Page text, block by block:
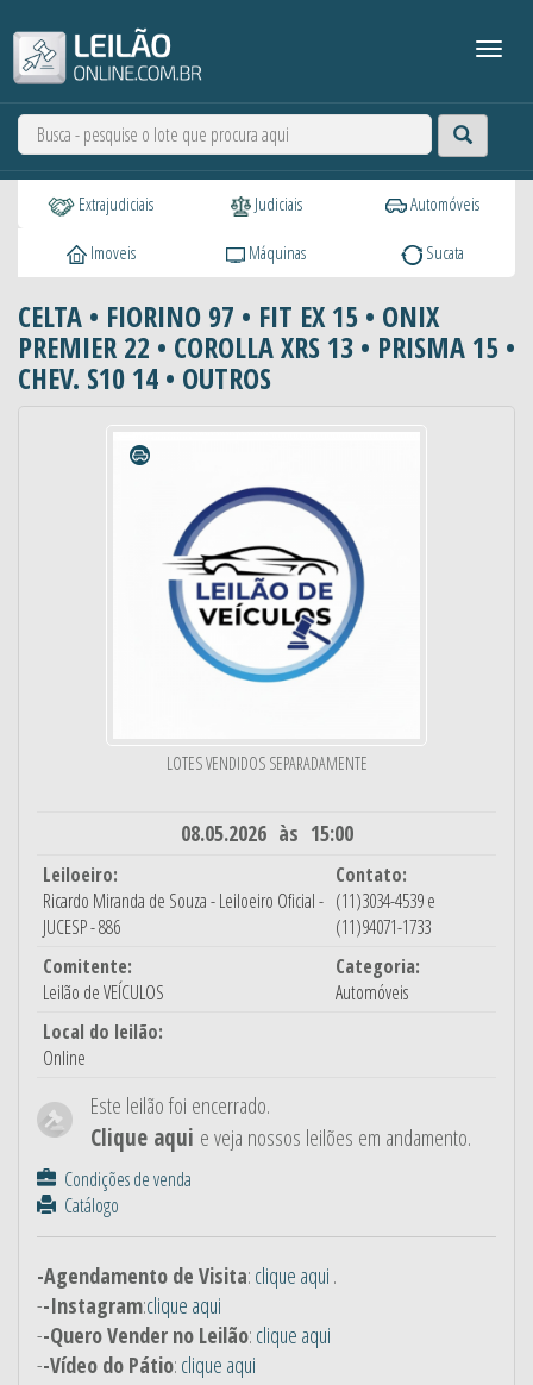
Extrajudiciais Judiciais Automóveis
Imoveis Máquinas Sucata
CELTA • FIORINO 97 • FIT EX 15 • ONIX
PREMIER 22 • COROLLA XRS 13 • PRISMA 15 •
CHEV. S10 14 • OUTROS
LOTES VENDIDOS SEPARADAMENTE
08.05.2026 às 15:00
Leiloeiro:
Ricardo Miranda de Souza - Leiloeiro Oficial -
JUCESP - 886
Contato:
(11)3034-4539 e
(11)94071-1733
Comitente:
Leilão de VEÍCULOS
Categoria:
Automóveis
Local do leilão:
Online
Este leilão foi encerrado.
Clique aqui e veja nossos leilões em andamento.
Condições de venda
Catálogo
-Agendamento de Visita: clique aqui .
--Instagram:clique aqui
--Quero Vender no Leilão: clique aqui
--Vídeo do Pátio: clique aqui